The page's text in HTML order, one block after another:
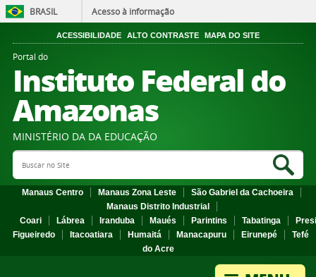
BRASIL Acesso à informação
ACESSIBILIDADE ALTO CONTRASTE MAPA DO SITE
Portal do
Instituto Federal do
Amazonas
MINISTÉRIO DA DA EDUCAÇÃO
Search Site
Manaus Centro Manaus Zona Leste
São Gabriel da Cachoeira
Manaus Distrito Industrial
Coari
Lábrea Iranduba Maués Parintins Tabatinga
Figueiredo
Itacoatiara Humaitá Manacapuru Eirunepé
Tefé
do Acre